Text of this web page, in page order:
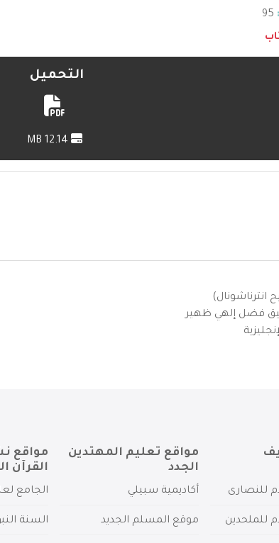
التحميل
انترناشونال)
فضل إلهي ظهير
للنصارى
للملحدين
مواقع تعليم المهتدين
الجدد
أكاديمية سبيلي
موقع المسلم الجديد
مواقع
القرآن
الجامع
السنة